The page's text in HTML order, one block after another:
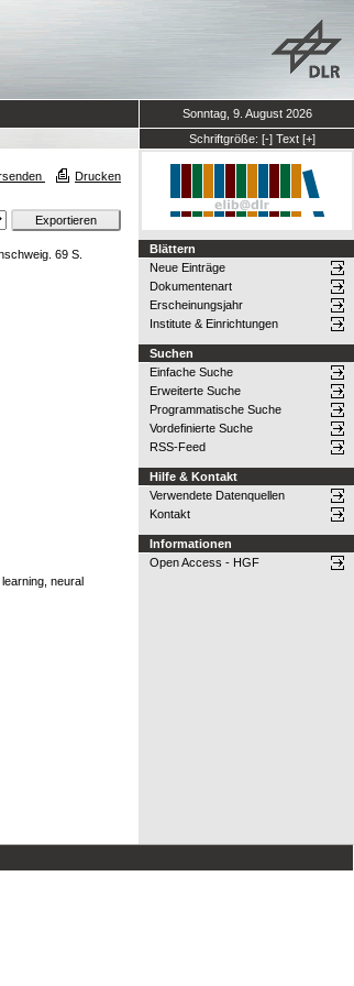
Sonntag, 9. August 2026
Schriftgröße: [-] Text [+]
Drucken
69 S.
neural
Blättern
Neue Einträge
Dokumentenart
Erscheinungsjahr
Institute & Einrichtungen
Suchen
Einfache Suche
Erweiterte Suche
Programmatische Suche
Vordefinierte Suche
RSS-Feed
Hilfe & Kontakt
Verwendete Datenquellen
Kontakt
Informationen
Open Access - HGF